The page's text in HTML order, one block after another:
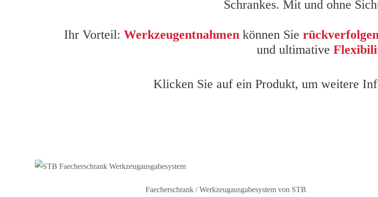
Schrankes. Mit und ohne
Ihr Vorteil: Werkzeugentnahmenkönnen Sie
und ultimative
Klicken Sie auf ein Produkt, um weitere
Faecherschrank / Werkzeugausgabesystem von STB